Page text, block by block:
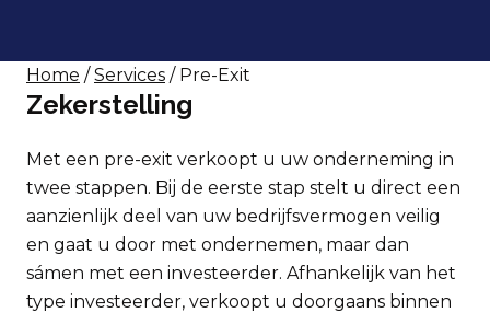
Home /Services / Pre-Exit
Zekerstelling
Met een pre-exit verkoopt u uw onderneming in
twee stappen. Bij de eerste stap stelt u direct een
aanzienlijk deel van uw bedrijfsvermogen veilig
en gaat u door met ondernemen, maar dan
sámen met een investeerder. Afhankelijk van het
type investeerder, verkoopt u doorgaans binnen